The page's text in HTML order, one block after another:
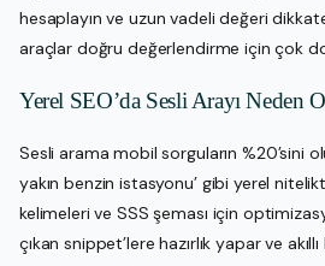
hesaplayın ve uzun vadeli değeri
araçlar doğru değerlendirme için çok
Yerel SEO’da Sesli Arayı Neden
Sesli arama mobil sorguların %20’sini
yakın benzin istasyonu’ gibi yerel
kelimeleri ve SSS şeması için
çıkan snippet’lere hazırlık yapar ve